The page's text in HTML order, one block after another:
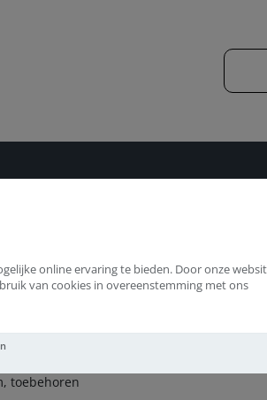
online ervaring te bieden. Door onze
van cookies in overeenstemming met ons
toebehoren